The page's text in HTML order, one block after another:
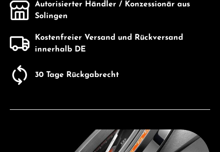
Autorisierter Händler / Konzessionär aus
Solingen
Kostenfreier Versand und Rückversand
innerhalb DE
30 Tage Rückgabrecht